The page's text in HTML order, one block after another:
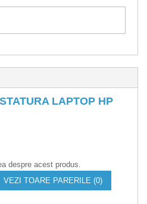
LAPTOP HP
despre acest produs.
VEZI TOARE PARERILE (0)